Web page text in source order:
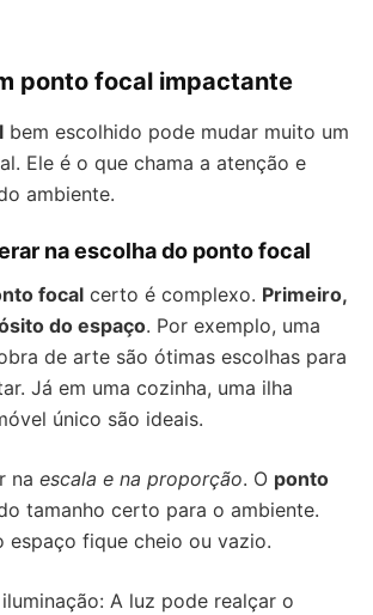
ponto focal impactante
bem escolhido pode mudar muito um
Ele é o que chama a atenção e
ambiente.
na escolha do ponto focal
focal certo é complexo. Primeiro,
do espaço. Por exemplo, uma
de arte são ótimas escolhas para
Já em uma cozinha, uma ilha
único são ideais.
na escala e na proporção. O ponto
tamanho certo para o ambiente.
espaço fique cheio ou vazio.
A luz pode realçar o